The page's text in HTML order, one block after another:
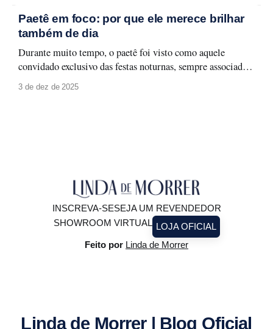
merecem atenção e que podem transformar a forma como
você olha para o seu guarda-roupa, sua rotina
Paetê em foco: por que ele merece brilhar
também de dia
Durante muito tempo, o paetê foi visto como aquele
convidado exclusivo das festas noturnas, sempre associado a
produções glamourosas, luz baixa e ocasiões especiais. A
3 de dez de 2025
INSCREVA-SESEJA UM REVENDEDOR
SHOWROOM VIRTUAL LOJA OFICIAL
Feito por Linda de Morrer
Linda de Morrer | Blog Oficial